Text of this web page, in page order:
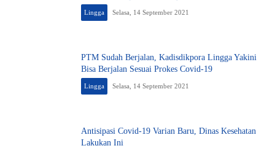
Lingga Selasa, 14 September 2021
PTM Sudah Berjalan, Kadisdikpora Lingga Yakini
Bisa Berjalan Sesuai Prokes Covid-19
Lingga Selasa, 14 September 2021
Antisipasi Covid-19 Varian Baru, Dinas Kesehatan
Lakukan Ini